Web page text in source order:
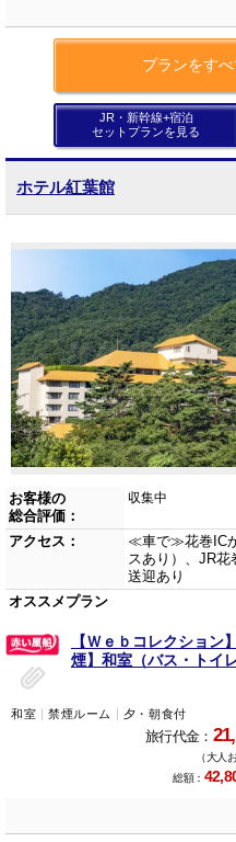
プランをす
JR・新幹線+宿泊
セットプランを見る
ホテル紅葉館
お客様の
総合評価：
収集中
アクセス：
≪車で≫花巻IC
スあり）、JR花
送迎あり
オススメプラン
【Ｗｅｂコレクショ
煙】和室（バス・トイ
和室 禁煙ルーム 夕・朝食付
旅行代金：
（大人
総額：